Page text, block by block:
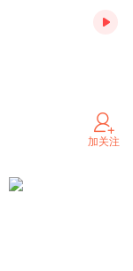
加关注